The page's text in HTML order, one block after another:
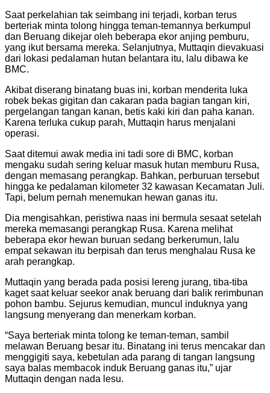
Saat perkelahian tak seimbang ini terjadi, korban terus
berteriak minta tolong hingga teman-temannya berkumpul
dan Beruang dikejar oleh beberapa ekor anjing pemburu,
yang ikut bersama mereka. Selanjutnya, Muttaqin dievakuasi
dari lokasi pedalaman hutan belantara itu, lalu dibawa ke
BMC.
Akibat diserang binatang buas ini, korban menderita luka
robek bekas gigitan dan cakaran pada bagian tangan kiri,
pergelangan tangan kanan, betis kaki kiri dan paha kanan.
Karena terluka cukup parah, Muttaqin harus menjalani
operasi.
Saat ditemui awak media ini tadi sore di BMC, korban
mengaku sudah sering keluar masuk hutan memburu Rusa,
dengan memasang perangkap. Bahkan, perburuan tersebut
hingga ke pedalaman kilometer 32 kawasan Kecamatan Juli.
Tapi, belum pernah menemukan hewan ganas itu.
Dia mengisahkan, peristiwa naas ini bermula sesaat setelah
mereka memasangi perangkap Rusa. Karena melihat
beberapa ekor hewan buruan sedang berkerumun, lalu
empat sekawan itu berpisah dan terus menghalau Rusa ke
arah perangkap.
Muttaqin yang berada pada posisi lereng jurang, tiba-tiba
kaget saat keluar seekor anak beruang dari balik rerimbunan
pohon bambu. Sejurus kemudian, muncul induknya yang
langsung menyerang dan menerkam korban.
“Saya berteriak minta tolong ke teman-teman, sambil
melawan Beruang besar itu. Binatang ini terus mencakar dan
menggigiti saya, kebetulan ada parang di tangan langsung
saya balas membacok induk Beruang ganas itu,” ujar
Muttaqin dengan nada lesu.